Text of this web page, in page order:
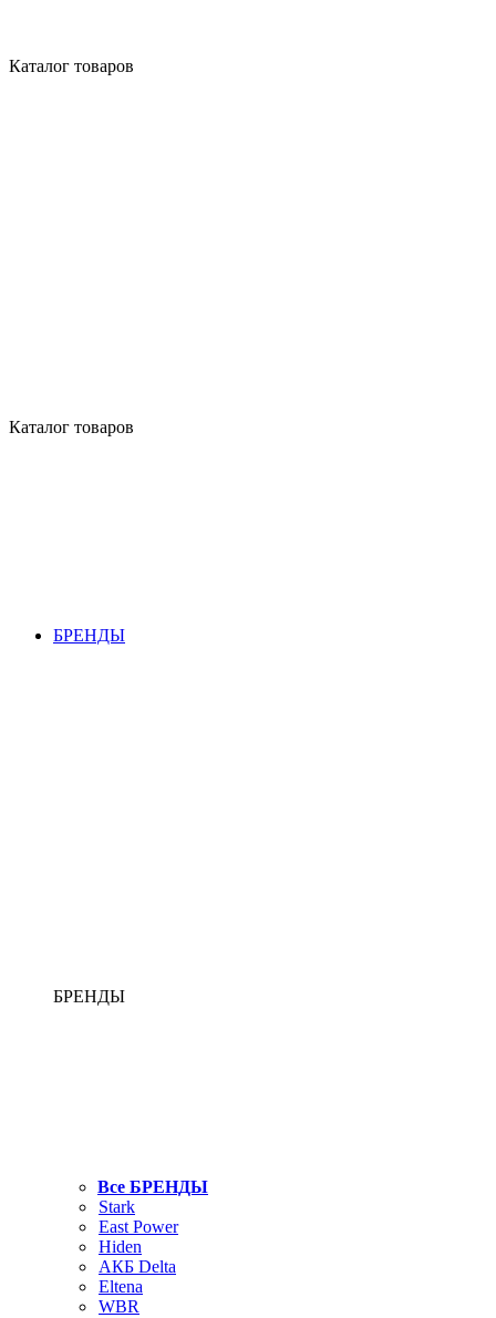
Каталог товаров
Каталог товаров
БРЕНДЫ
БРЕНДЫ
Все БРЕНДЫ
Stark
East Power
Hiden
АКБ Delta
Eltena
WBR